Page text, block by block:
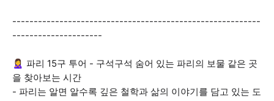
----------------------------------------------------------
---------------------
🙎‍♀️ 파리 15구 투어 - 구석구석 숨어 있는 파리의 보물 같은 곳
을 찾아보는 시간
- 파리는 알면 알수록 깊은 철학과 삶의 이야기를 담고 있는 도